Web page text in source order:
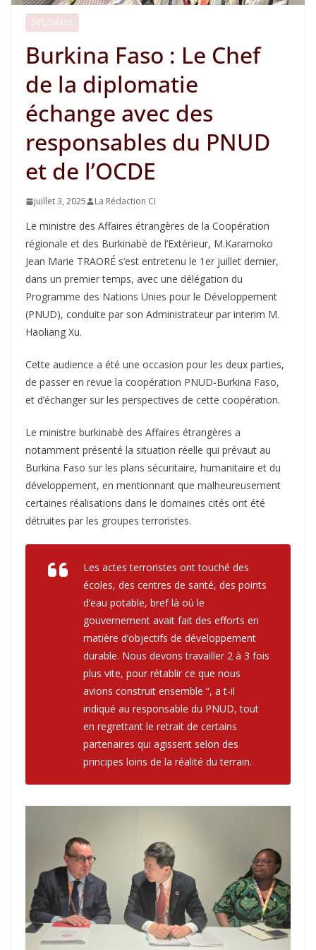
DIPLOMATIE
Burkina Faso : Le Chef
de la diplomatie
échange avec des
responsables du PNUD
et de l’OCDE
juillet 3, 2025 La Rédaction CI
Le ministre des Affaires étrangères de la Coopération
régionale et des Burkinabè de l’Extérieur, M.Karamoko
Jean Marie TRAORÉ s’est entretenu le 1er juillet dernier,
dans un premier temps, avec une délégation du
Programme des Nations Unies pour le Développement
(PNUD), conduite par son Administrateur par interim M.
Haoliang Xu.
Cette audience a été une occasion pour les deux parties,
de passer en revue la coopération PNUD-Burkina Faso,
et d’échanger sur les perspectives de cette coopération.
Le ministre burkinabè des Affaires étrangères a
notamment présenté la situation réelle qui prévaut au
Burkina Faso sur les plans sécuritaire, humanitaire et du
développement, en mentionnant que malheureusement
certaines réalisations dans le domaines cités ont été
détruites par les groupes terroristes.
Les actes terroristes ont touché des
écoles, des centres de santé, des points
d’eau potable, bref là où le
gouvernement avait fait des efforts en
matière d’objectifs de développement
durable. Nous devons travailler 2 à 3 fois
plus vite, pour rétablir ce que nous
avions construit ensemble “, a t-il
indiqué au responsable du PNUD, tout
en regrettant le retrait de certains
partenaires qui agissent selon des
principes loins de la réalité du terrain.